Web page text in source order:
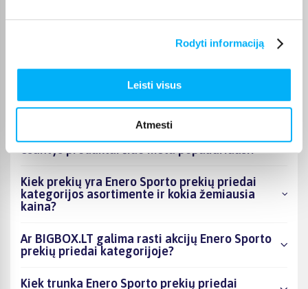
Rodyti informaciją
Leisti visus
Atmesti
DUK
esantys produktai šiuo metu populiariausi?
Kiek prekių yra Enero Sporto prekių priedai
kategorijos asortimente ir kokia žemiausia
kaina?
Ar BIGBOX.LT galima rasti akcijų Enero Sporto
prekių priedai kategorijoje?
Kiek trunka Enero Sporto prekių priedai